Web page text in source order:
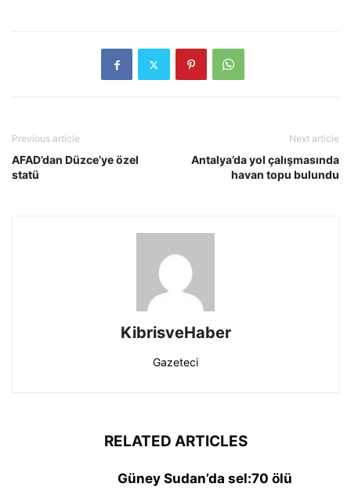
Previous article
AFAD’dan Düzce’ye özel
statü
Next article
Antalya’da yol çalışmasında
havan topu bulundu
KibrisveHaber
Gazeteci
RELATED ARTICLES
Güney Sudan’da sel:70 ölü